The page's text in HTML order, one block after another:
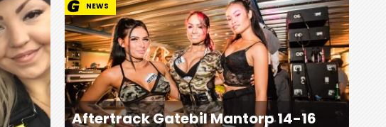
NEWS
Aftertrack Gatebil Mantorp 14-16